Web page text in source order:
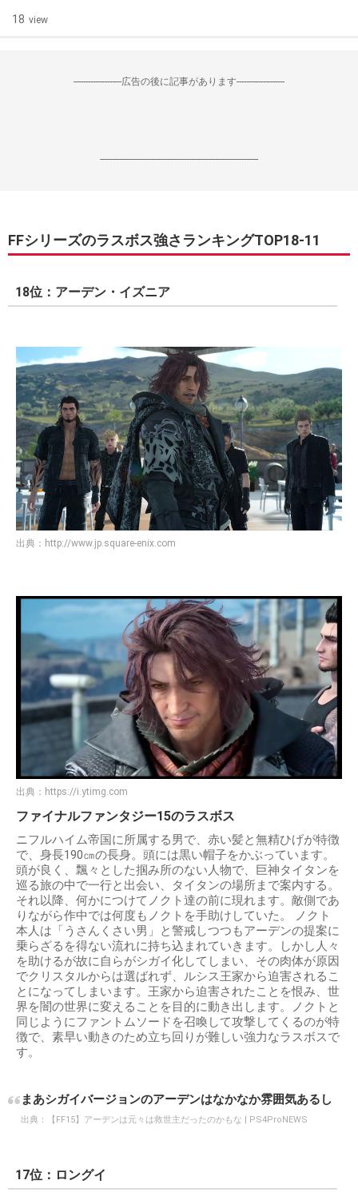
18 view
--------------------広告の後に記事があります--------------------
------------------------------------------------------------------
FFシリーズのラスボス強さランキングTOP18-11
18位：アーデン・イズニア
出典： http://www.jp.square-enix.com
出典： https://i.ytimg.com
ファイナルファンタジー15のラスボス
ニフルハイム帝国に所属する男で、赤い髪と無精ひげが特徴
で、身長190㎝の長身。頭には黒い帽子をかぶっています。
頭が良く、飄々とした掴み所のない人物で、巨神タイタンを
巡る旅の中で一行と出会い、タイタンの場所まで案内する。
それ以降、何かにつけてノクト達の前に現れます。敵側であ
りながら作中では何度もノクトを手助けしていた。 ノクト
本人は「うさんくさい男」と警戒しつつもアーデンの提案に
乗らざるを得ない流れに持ち込まれていきます。しかし人々
を助けるが故に自らがシガイ化してしまい、その肉体が原因
でクリスタルからは選ばれず、ルシス王家から迫害されるこ
とになってしまいます。王家から迫害されたことを恨み、世
界を闇の世界に変えることを目的に動き出します。ノクトと
同じようにファントムソードを召喚して攻撃してくるのが特
徴で、素早い動きのため立ち回りが難しい強力なラスボスで
す。
まあシガイバージョンのアーデンはなかなか雰囲気あるし
出典： 【FF15】アーデンは元々は救世主だったのかもな | PS4ProNEWS
17位：ロングイ